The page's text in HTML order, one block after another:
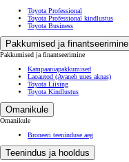
Toyota Professional
Toyota Professional kindlustus
Toyota Business
Pakkumised ja finantseerimine
Pakkumised ja finantseerimine
Kampaaniapakkumised
Laoautod (Avaneb uues aknas)
Toyota Liising
Toyota Kindlustus
Omanikule
Omanikule
Broneeri teeninduse aeg
Teenindus ja hooldus